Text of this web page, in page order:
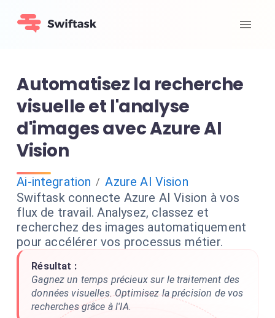
Automatisez la recherche
visuelle et l'analyse
d'images avec Azure AI
Vision
Ai-integration / Azure AI Vision
Swiftask connecte Azure AI Vision à vos
flux de travail. Analysez, classez et
recherchez des images automatiquement
pour accélérer vos processus métier.
Résultat :
Gagnez un temps précieux sur le traitement des
données visuelles. Optimisez la précision de vos
recherches grâce à l'IA.